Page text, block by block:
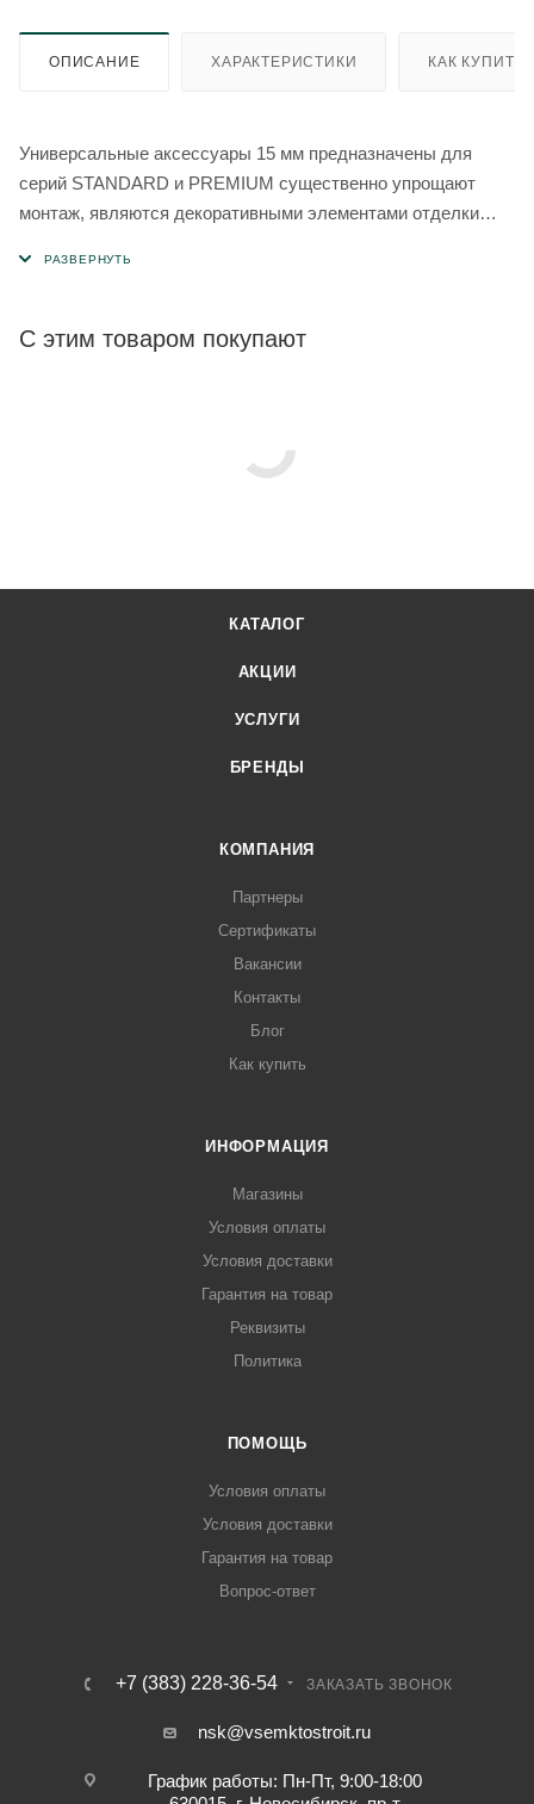
ОПИСАНИЕ ХАРАКТЕРИСТИКИ КАК КУПИТЬ
Универсальные аксессуары 15 мм предназначены для
серий STANDARD и PREMIUM существенно упрощают
монтаж, являются декоративными элементами отделки
С этим товаром покупают
КАТАЛОГ
АКЦИИ
УСЛУГИ
БРЕНДЫ
КОМПАНИЯ
Партнеры
Сертификаты
Вакансии
Контакты
Блог
Как купить
ИНФОРМАЦИЯ
Магазины
Условия оплаты
Условия доставки
Гарантия на товар
Реквизиты
Политика
ПОМОЩЬ
Условия оплаты
Условия доставки
Гарантия на товар
Вопрос-ответ
+7 (383) 228-36-54 ЗАКАЗАТЬ ЗВОНОК
nsk@vsemktostroit.ru
График работы: Пн-Пт, 9:00-18:00